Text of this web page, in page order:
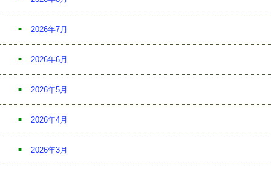
2026年7月
2026年6月
2026年5月
2026年4月
2026年3月